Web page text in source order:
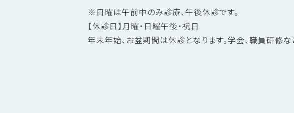
※日曜は午前中のみ診療、午後休診です。
【休診日】月曜・日曜午後・祝日
年末年始、お盆期間は休診となります。学会、職員研修な